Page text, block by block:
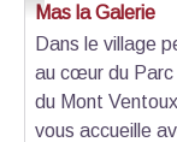
Mas la Galerie
Dans le village
au cœur du Parc
du Mont
vous accueille